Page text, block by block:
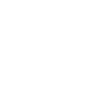
어느 위치에나 설치가
간을 절약할 수 있습니다.